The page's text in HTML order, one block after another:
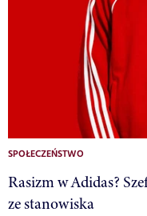
SPOŁECZEŃSTWO
Rasizm w Adidas?
ze stanowiska